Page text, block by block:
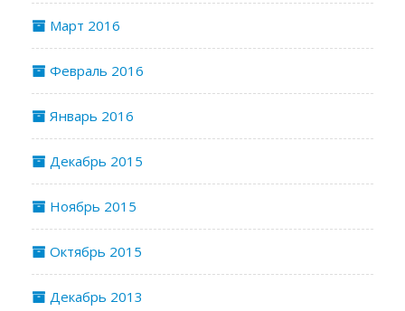
Март 2016
Февраль 2016
Январь 2016
Декабрь 2015
Ноябрь 2015
Октябрь 2015
Декабрь 2013